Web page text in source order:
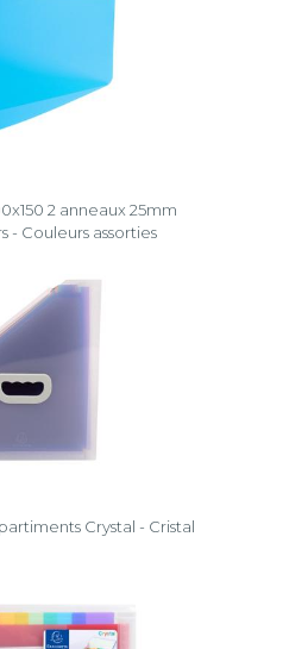
2 anneaux 25mm
- Couleurs assorties
Crystal - Cristal